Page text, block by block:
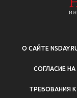
О САЙТЕ
СОГЛАСИЕ
ТРЕБОВАНИЯ К